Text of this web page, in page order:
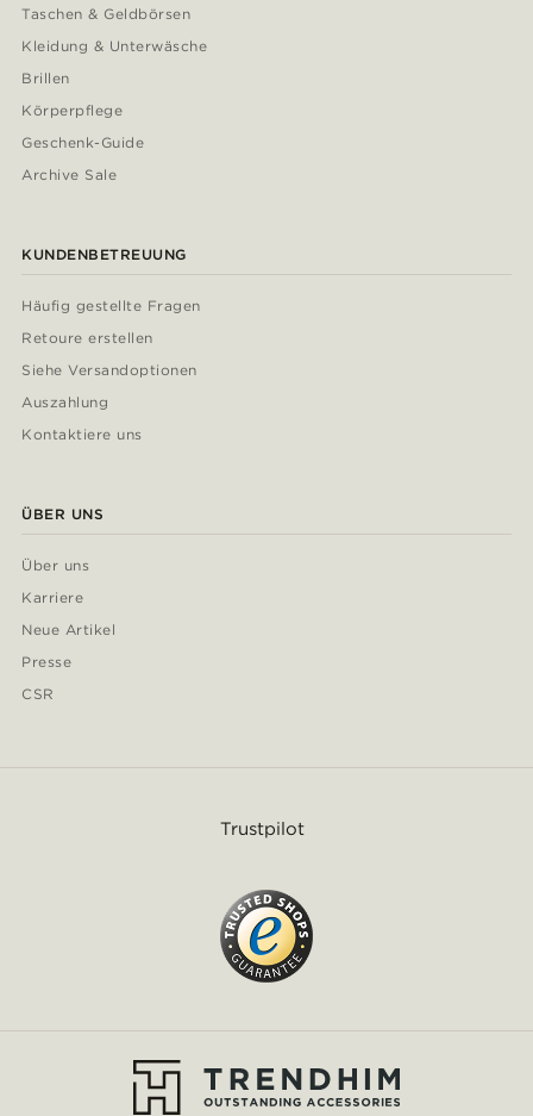
Taschen & Geldbörsen
Kleidung & Unterwäsche
Brillen
Körperpflege
Geschenk-Guide
Archive Sale
KUNDENBETREUUNG
Häufig gestellte Fragen
Retoure erstellen
Siehe Versandoptionen
Auszahlung
Kontaktiere uns
ÜBER UNS
Über uns
Karriere
Neue Artikel
Presse
CSR
Trustpilot